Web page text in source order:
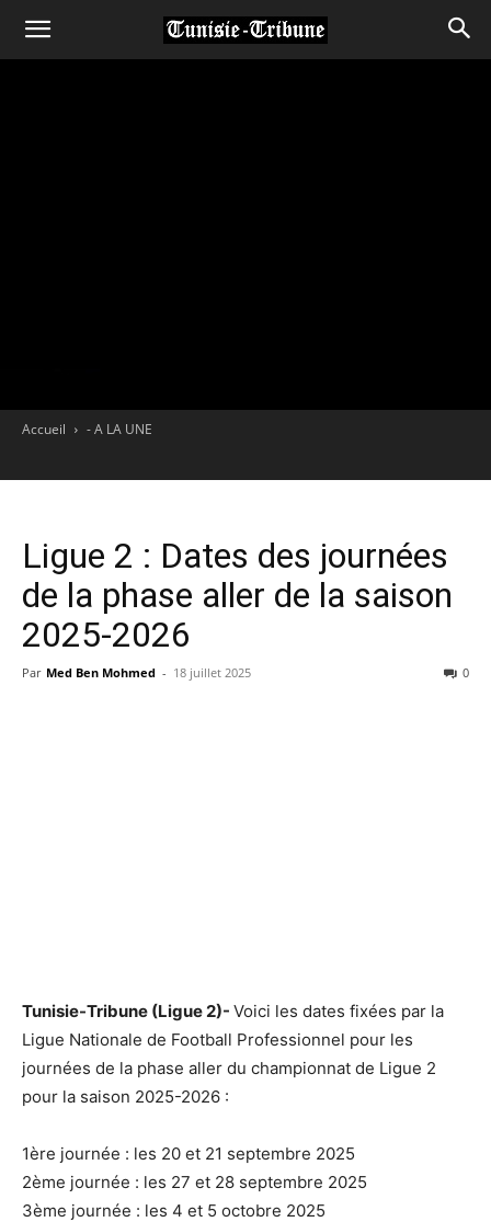
Accueil - A LA UNE
Ligue 2 : Dates des journées
de la phase aller de la saison
2025-2026
Par Med Ben Mohmed - 18 juillet 2025 0
Tunisie-Tribune (Ligue 2)- Voici les dates fixées par la
Ligue Nationale de Football Professionnel pour les
journées de la phase aller du championnat de Ligue 2
pour la saison 2025-2026 :
1ère journée : les 20 et 21 septembre 2025
2ème journée : les 27 et 28 septembre 2025
3ème journée : les 4 et 5 octobre 2025